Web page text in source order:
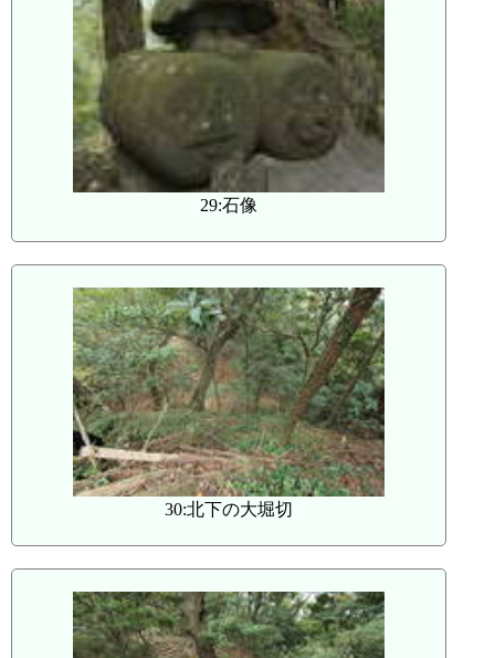
29:石像
30:北下の大堀切